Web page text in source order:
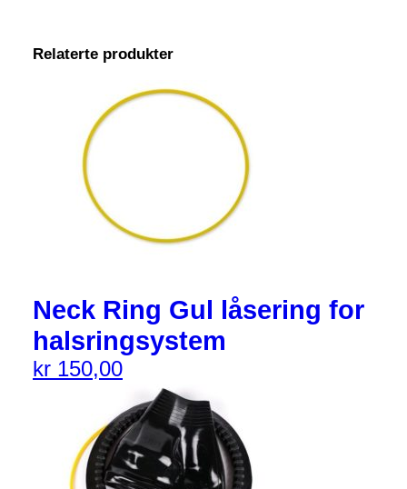
Relaterte produkter
Neck Ring Gul låsering for
halsringsystem
kr 150,00